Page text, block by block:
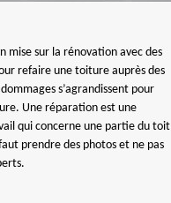
mise sur la rénovation avec des
refaire une toiture auprès des
s’agrandissent pour
Une réparation est une
qui concerne une partie du toit
prendre des photos et ne pas